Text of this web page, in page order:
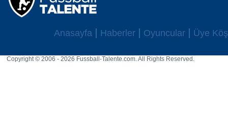
Anasayfa Haberler Oyuncular Üye
Copyright © 2006 - 2026 Fussball-Talente.com. All Rights Reserved.